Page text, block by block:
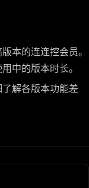
本的连连控会员。
中的版本时长。
解各版本功能差